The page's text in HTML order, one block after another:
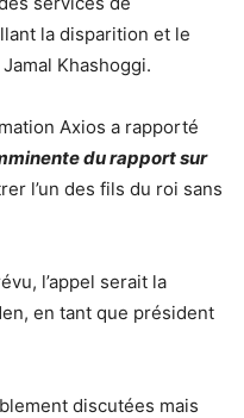
la disparition et le
Khashoggi.
Axios a rapporté
du rapport sur
l’un des fils du roi sans
l’appel serait la
en tant que président
discutées mais